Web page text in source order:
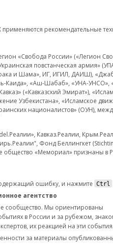
рекомендательные
«Свобода России» («Легион
повстанческая армия»
и Шама», ИГ, ИГИЛ, ДАИШ),
Каида», «Аш-Шабаб», «УНА-УНСО»,
(«Кавказский Эмират»),
Узбекистана», «Исламское
националистов» (ОУН),
Кавказ.Реалии,
Фонд Беллингкет
общество «Мемориал» признаны в
ошибку, и нажмите Ctrl
агентство
сообщество. Мы ориентированы
в России и за рубежом,
их реакцией на эти события.
за материалы